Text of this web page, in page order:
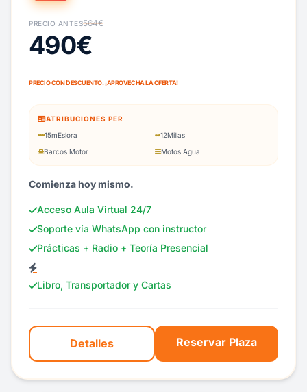
PRECIO ANTES564€
490€
PRECIO CON DESCUENTO. ¡APROVECHA LA OFERTA!
ATRIBUCIONES PER
15mEslora 12Millas
Barcos Motor
Motos Agua
Comienza hoy mismo.
Acceso Aula Virtual 24/7
Soporte vía WhatsApp con instructor
Prácticas + Radio + Teoría Presencial
Libro, Transportador y Cartas
Detalles Reservar Plaza